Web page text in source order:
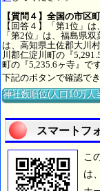
【質問４】全国の市区
【回答４】「第1位」
「第2位」は、福島県
は、高知県土佐郡大川
川郡仁淀川町の『
町の『5,235.6ヶ寺』で
下記のボタンで確認で
神社数順位(人口10万人
スマートフ
こ
は